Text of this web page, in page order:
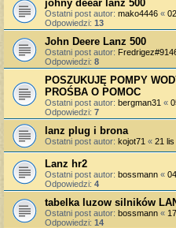
johny deear lanz 500
Ostatni post autor: mako4446 «
Odpowiedzi: 13
John Deere Lanz 500
Ostatni post autor:
Odpowiedzi: 8
POSZUKUJĘ POMPY
PROŚBA O POMOC
Ostatni post autor: bergman31 «
Odpowiedzi: 7
lanz plug i brona
Ostatni post autor: kojot71 « 21 lis
Lanz hr2
Ostatni post autor: bossmann «
Odpowiedzi: 4
tabelka luzow silników
Ostatni post autor: bossmann «
Odpowiedzi: 14